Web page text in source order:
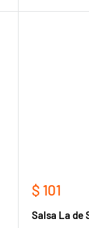
Precio
venta
$ 101
Salsa La de